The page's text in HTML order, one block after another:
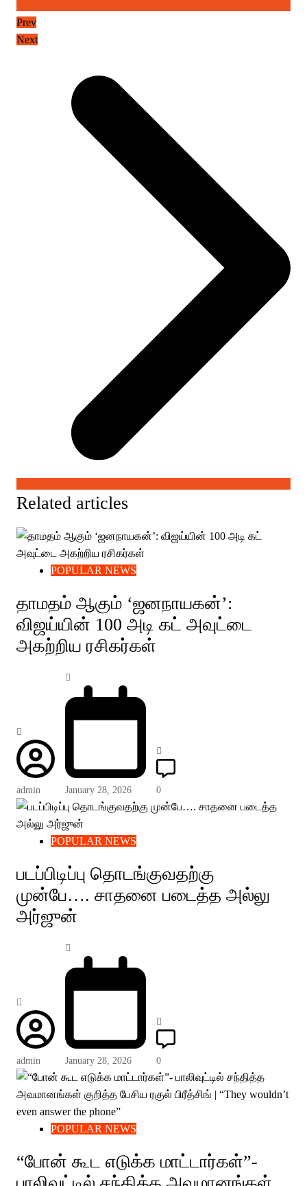
Prev
Next
Related articles
POPULAR NEWS
தாமதம் ஆகும் ‘ஜனநாயகன்’:
விஜய்யின் 100 அடி கட் அவுட்டை
அகற்றிய ரசிகர்கள்
admin January 28, 2026 0
POPULAR NEWS
படப்பிடிப்பு தொடங்குவதற்கு
முன்பே…. சாதனை படைத்த அல்லு
அர்ஜுன்
admin January 28, 2026 0
POPULAR NEWS
“போன் கூட எடுக்க மாட்டார்கள்”-